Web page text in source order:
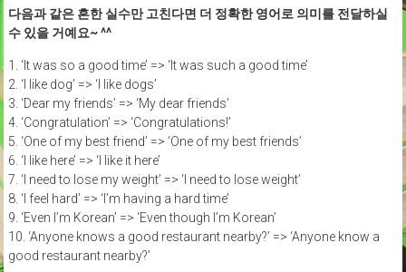
다음과 같은 흔한 실수만 고친다면 더 정확한 영어로 의미를 전달하실
수 있을 거예요~ ^^
1. ‘It was so a good time’ => ‘It was such a good time’
2. ‘I like dog’ => ‘I like dogs’
3. ‘Dear my friends’ => ‘My dear friends’
4. ‘Congratulation’ => ‘Congratulations!’
5. ‘One of my best friend’ => ‘One of my best friends’
6. ‘I like here’ => ‘I like it here’
7. ‘I need to lose my weight’ => ‘I need to lose weight’
8. ‘I feel hard’ => ‘I’m having a hard time’
9. ‘Even I’m Korean’ => ‘Even though I’m Korean’
10. ‘Anyone knows a good restaurant nearby?’ => ‘Anyone know a
good restaurant nearby?’